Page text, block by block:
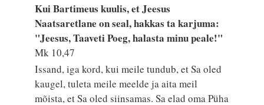
Kui Bartimeus kuulis, et Jeesus
Naatsaretlane on seal, hakkas ta karjuma:
"Jeesus, Taaveti Poeg, halasta minu peale!"
Mk 10,47
Issand, iga kord, kui meile tundub, et Sa oled
kaugel, tuleta meile meelde ja aita meil
mõista, et Sa oled siinsamas. Sa elad oma Püha